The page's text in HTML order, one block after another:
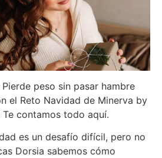
peso sin pasar hambre
el Reto Navidad de Minerva by
Te contamos todo aquí.
es un desafío difícil, pero no
Dorsia sabemos cómo